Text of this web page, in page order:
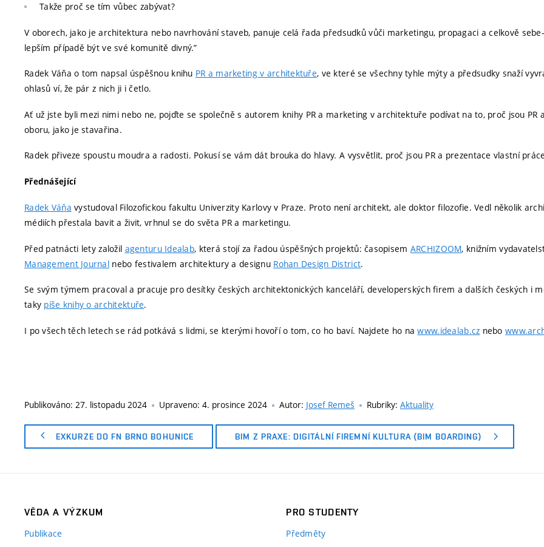
Takže proč se tím vůbec zabývat?
V oborech, jako je architektura nebo navrhování staveb, panuje celá řada předsudků vůči marketingu, propagaci a celkově
lepším případě být ve své komunitě divný.”
Radek Váňa o tom napsal úspěšnou knihu PR a marketing v architektuře, ve které se všechny tyhle mýty a předsudky snaží
ohlasů ví, že pár z nich ji i četlo.
Ať už jste byli mezi nimi nebo ne, pojďte se společně s autorem knihy PR a marketing v architektuře podívat na to, proč jsou
oboru, jako je stavařina.
Radek přiveze spoustu moudra a radosti. Pokusí se vám dát brouka do hlavy. A vysvětlit, proč jsou PR a prezentace vlastní
Přednášející
Radek Váňa vystudoval Filozofickou fakultu Univerzity Karlovy v Praze. Proto není architekt, ale doktor filozofie. Vedl několik
médiích přestala bavit a živit, vrhnul se do světa PR a marketingu.
Před patnácti lety založil agenturu Idealab, která stojí za řadou úspěšných projektů: časopisem ARCHIZOOM, knižním
Management Journal nebo festivalem architektury a designu Rohan Design District.
Se svým týmem pracoval a pracuje pro desítky českých architektonických kanceláří, developerských firem a dalších českých i
taky píše knihy o architektuře.
I po všech těch letech se rád potkává s lidmi, se kterými hovoří o tom, co ho baví. Najdete ho nawww.idealab.cz nebo
Publikováno: 27. listopadu 2024 Upraveno: 4. prosince 2024 Autor: Josef Remeš Rubriky: Aktuality
EXKURZE DO FN BRNO BOHUNICE BIM Z PRAXE: DIGITÁLNÍ FIREMNÍ KULTURA (BIM BOARDING)
VĚDA A VÝZKUM
Publikace
PRO STUDENTY
Předměty